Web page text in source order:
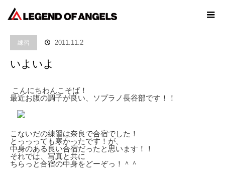
ブログ
練習 いよいよ
練習 2011.11.2
いよいよ
こんにちわんこそば！
最近お腹の調子が良い、ソプラノ長谷部です！！
こないだの練習は奈良で合宿でした！
とっっっても寒かったです！が、
中身のある良い合宿だったと思います！！
それでは、写真と共に
ちらっと合宿の中身をどーぞっ！＾＾